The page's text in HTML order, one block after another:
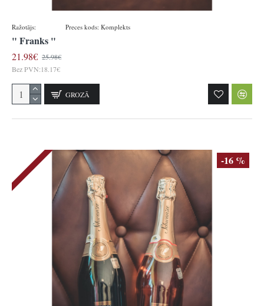
Ražotājs: Preces kods: Komplekts
" Franks "
21.98€ 25.98€
Bez PVN:18.17€
GROZĀ
-16 %